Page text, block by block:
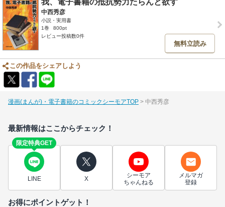
中西秀彦
小説・実用書
1巻
800pt
レビュー投稿数0件
無料立読み
この作品をシェアしよう
漫画(まんが)・電子書籍のコミックシーモアTOP 中西秀彦
最新情報はここからチェック！
限定特典GET
LINE X
シーモア
ちゃんねる
メルマガ
登録
お得にポイントゲット！